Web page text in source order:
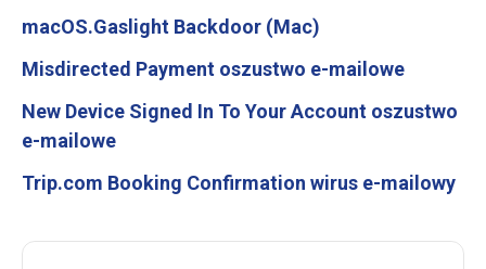
macOS.Gaslight Backdoor (Mac)
Misdirected Payment oszustwo e-mailowe
New Device Signed In To Your Account oszustwo
e-mailowe
Trip.com Booking Confirmation wirus e-mailowy